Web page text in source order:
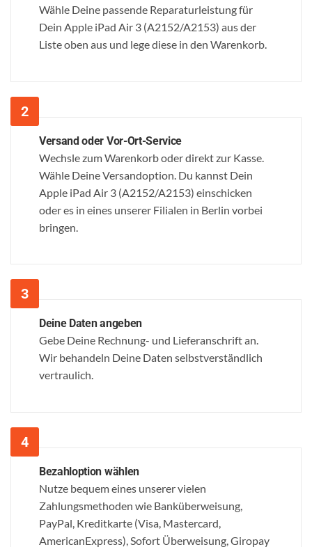
Wähle Deine passende Reparaturleistung für
Dein Apple iPad Air 3 (A2152/A2153) aus der
Liste oben aus und lege diese in den Warenkorb.
Versand oder Vor-Ort-Service
Wechsle zum Warenkorb oder direkt zur Kasse.
Wähle Deine Versandoption. Du kannst Dein
Apple iPad Air 3 (A2152/A2153) einschicken
oder es in eines unserer Filialen in Berlin vorbei
bringen.
Deine Daten angeben
Gebe Deine Rechnung- und Lieferanschrift an.
Wir behandeln Deine Daten selbstverständlich
vertraulich.
Bezahloption wählen
Nutze bequem eines unserer vielen
Zahlungsmethoden wie Banküberweisung,
PayPal, Kreditkarte (Visa, Mastercard,
AmericanExpress), Sofort Überweisung, Giropay